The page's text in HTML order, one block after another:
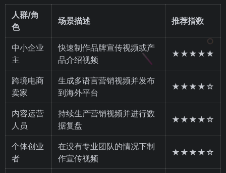
人群/角
色
场景描述 推荐指数
中小企业
主
快速制作品牌宣传视频或产
品介绍视频
★★★★★
跨境电商
卖家
生成多语言营销视频并发布
到海外平台
★★★★☆
内容运营
人员
持续生产营销视频并进行数
据复盘
★★★★☆
个体创业
者
在没有专业团队的情况下制
作宣传视频
★★★★☆